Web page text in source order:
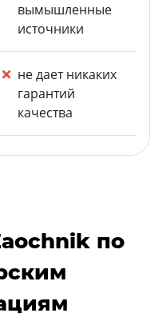
вымышленные
источники
не дает никаких
гарантий
качества
по